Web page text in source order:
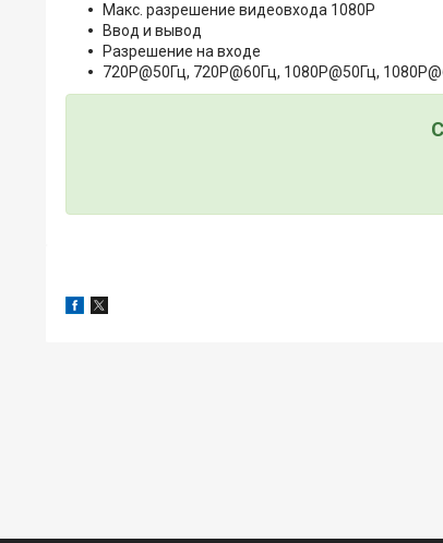
Макс. разрешение видеовхода 1080P
Ввод и вывод
Разрешение на входе
720P@50Гц, 720P@60Гц, 1080P@50Гц,